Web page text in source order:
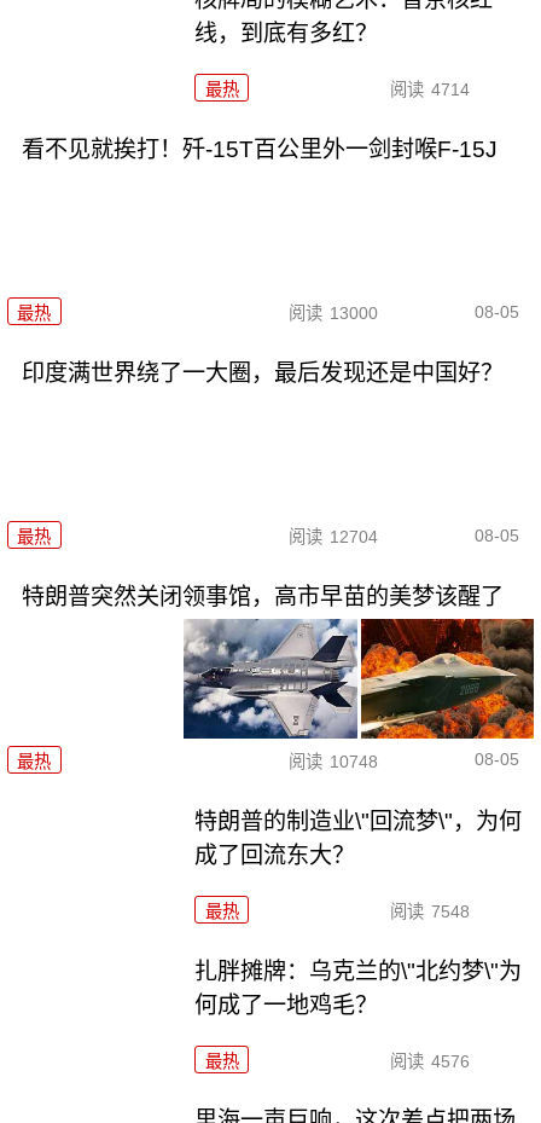
线，到底有多红？
最热 阅读 4714
看不见就挨打！歼-15T百公里外一剑封喉F-15J
最热 阅读 13000 08-05
印度满世界绕了一大圈，最后发现还是中国好？
最热 阅读 12704 08-05
特朗普突然关闭领事馆，高市早苗的美梦该醒了
最热 阅读 10748 08-05
特朗普的制造业\"回流梦\"，为何
成了回流东大？
最热 阅读 7548
扎胖摊牌：乌克兰的\"北约梦\"为
何成了一地鸡毛？
最热 阅读 4576